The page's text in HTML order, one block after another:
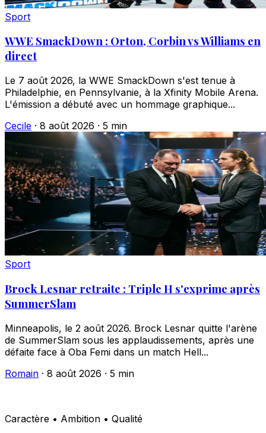
Sport
WWE SmackDown : Orton, Corbin vs Williams en
direct
Le 7 août 2026, la WWE SmackDown s'est tenue à
Philadelphie, en Pennsylvanie, à la Xfinity Mobile Arena.
L'émission a débuté avec un hommage graphique...
Cecile · 8 août 2026 · 5 min
Sport
Brock Lesnar retraite : Triple H s'exprime après
SummerSlam
Minneapolis, le 2 août 2026. Brock Lesnar quitte l'arène
de SummerSlam sous les applaudissements, après une
défaite face à Oba Femi dans un match Hell...
Romain · 8 août 2026 · 5 min
Caractère • Ambition • Qualité